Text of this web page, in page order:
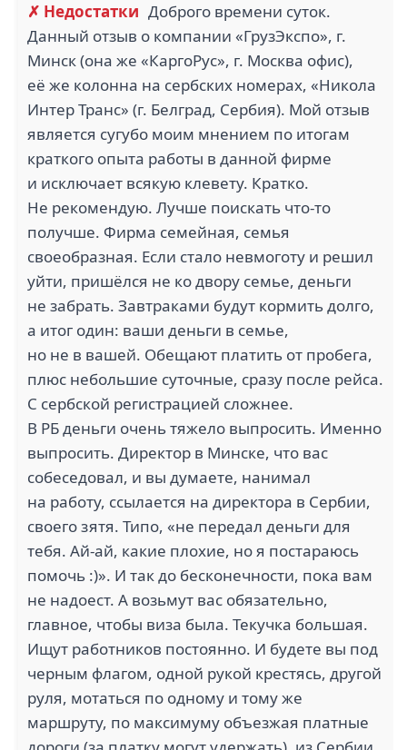
✗ Недостатки Доброго времени суток.
Данный отзыв о компании «ГрузЭкспо», г.
Минск (она же «КаргоРус», г. Москва офис),
её же колонна на сербских номерах, «Никола
Интер Транс» (г. Белград, Сербия). Мой отзыв
является сугубо моим мнением по итогам
краткого опыта работы в данной фирме
и исключает всякую клевету. Кратко.
Не рекомендую. Лучше поискать что-то
получше. Фирма семейная, семья
своеобразная. Если стало невмоготу и решил
уйти, пришёлся не ко двору семье, деньги
не забрать. Завтраками будут кормить долго,
а итог один: ваши деньги в семье,
но не в вашей. Обещают платить от пробега,
плюс небольшие суточные, сразу после рейса.
С сербской регистрацией сложнее.
В РБ деньги очень тяжело выпросить. Именно
выпросить. Директор в Минске, что вас
собеседовал, и вы думаете, нанимал
на работу, ссылается на директора в Сербии,
своего зятя. Типо, «не передал деньги для
тебя. Ай-ай, какие плохие, но я постараюсь
помочь :)». И так до бесконечности, пока вам
не надоест. А возьмут вас обязательно,
главное, чтобы виза была. Текучка большая.
Ищут работников постоянно. И будете вы под
черным флагом, одной рукой крестясь, другой
руля, мотаться по одному и тому же
маршруту, по максимуму объезжая платные